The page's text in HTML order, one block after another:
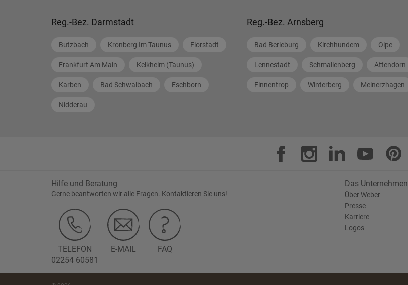
Reg.-Bez. Darmstadt
Butzbach Kronberg Im Taunus Florstadt
Frankfurt Am Main Kelkheim (Taunus)
Karben Bad Schwalbach Eschborn
Nidderau
Reg.-Bez. Arnsberg
Bad Berleburg Kirchhundem Olpe
Lennestadt Schmallenberg Attendorn
Finnentrop Winterberg Meinerzhagen
Hilfe und Beratung
Gerne beantworten wir alle Fragen. Kontaktieren Sie uns!
TELEFON
02254 60581
E-MAIL FAQ
Das Unternehmen
Über Weber
Presse
Karriere
Logos